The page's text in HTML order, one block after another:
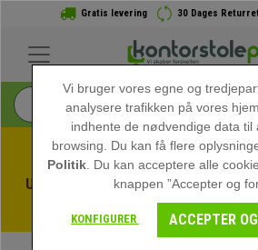
Gratis levering 30 Dages
Udnyt sommerudsalget hos
rabatter i en begrænset
Vi bruger vores egne og
analysere trafikken på vores
indhente de nødvendige data til
browsing. Du kan få flere
Politik . Du kan acceptere alle
knappen ”Accepter og
KONFIGURER ACCEPTER